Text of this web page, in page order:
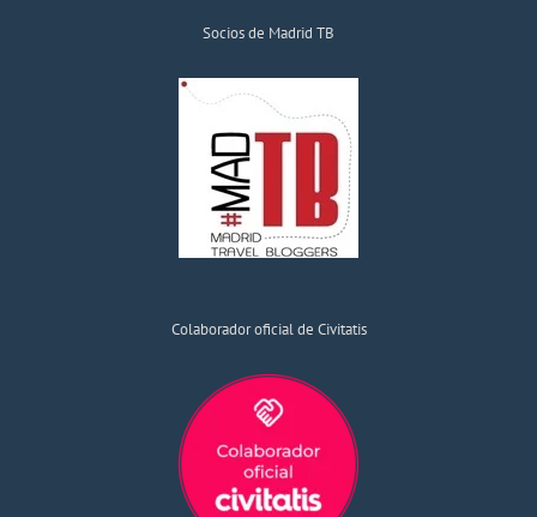
Socios de Madrid TB
Colaborador oficial de Civitatis